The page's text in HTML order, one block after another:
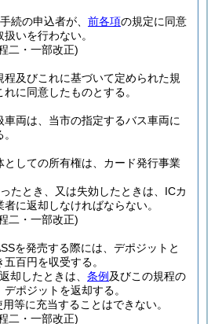
続の申込者が、 前各項の規定に同意
いを行わない。
二・一部改正)
程及びこれに基づいて定められた規
に同意したものとする。
車両は、当市の指定するバス車両に
としての所有権は、カード発行事業
たとき、又は失効したときは、ICカ
に返却しなければならない。
二・一部改正)
を発売する際には、デポジットと
百円を収受する。
却したときは、 条例 及びこの規程の
ポジットを返却する。
等に充当することはできない。
二・一部改正)